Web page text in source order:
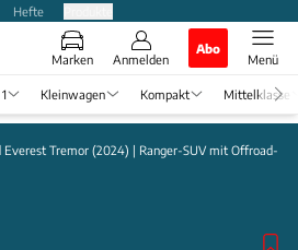
Hefte
Marken Anmelden
Abo
Menü
Kleinwagen Kompakt Mittelklasse
Everest Tremor (2024) | Ranger-SUV mit Offroad-